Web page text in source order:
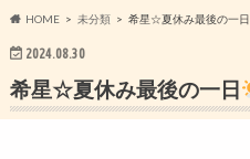
HOME 未分類 希星☆夏休み最後の一日
2024.08.30
希星☆夏休み最後の一日